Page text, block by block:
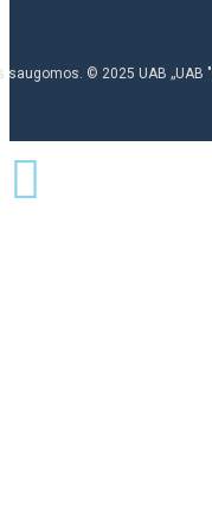
saugomos. © 2025 UAB „UAB